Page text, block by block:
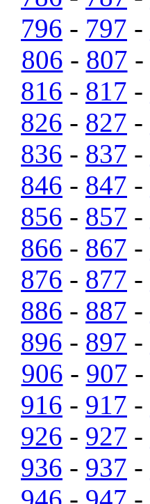
796 - 797 -
806 - 807 -
816 - 817 -
826 - 827 -
836 - 837 -
846 - 847 -
856 - 857 -
866 - 867 -
876 - 877 -
886 - 887 -
896 - 897 -
906 - 907 -
916 - 917 -
926 - 927 -
936 - 937 -